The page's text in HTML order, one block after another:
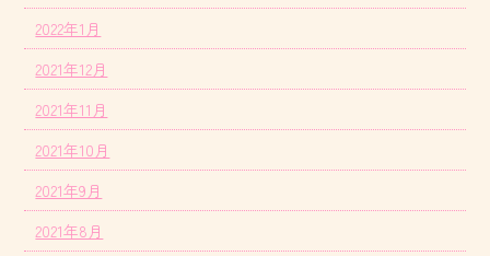
2022年1月
2021年12月
2021年11月
2021年10月
2021年9月
2021年8月